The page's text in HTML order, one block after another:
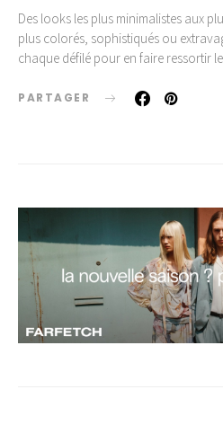
Des looks les plus minimalistes aux
plus colorés, sophistiqués ou
chaque défilé pour en faire ressortir
PARTAGER